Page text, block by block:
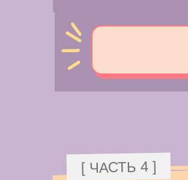
[ ЧАСТЬ 4 ]